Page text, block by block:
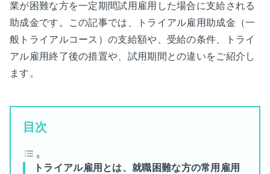
業が困難な方を一定期間試用雇用した場合に支給される
助成金です。この記事では、トライアル雇用助成金（一
般トライアルコース）の支給額や、受給の条件、トライ
アル雇用終了後の措置や、試用期間との違いをご紹介し
ます。
目次
トライアル雇用とは、就職困難な方の常用雇用